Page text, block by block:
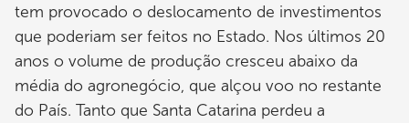
tem provocado o deslocamento de investimentos
que poderiam ser feitos no Estado. Nos últimos 20
anos o volume de produção cresceu abaixo da
média do agronegócio, que alçou voo no restante
do País. Tanto que Santa Catarina perdeu a